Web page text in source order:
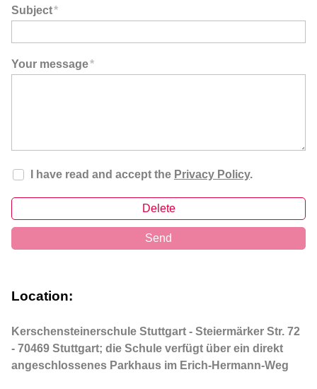
Subject*
Your message*
I have read and accept the Privacy Policy.
Delete
Send
Location:
Kerschensteinerschule Stuttgart - Steiermärker Str. 72
- 70469 Stuttgart; die Schule verfügt über ein direkt
angeschlossenes Parkhaus im Erich-Hermann-Weg